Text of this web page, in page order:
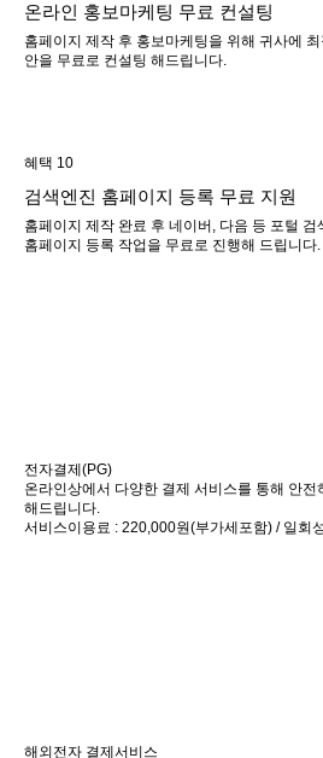
온라인 홍보마케팅 무료 컨설팅
홈페이지 제작 후 홍보마케팅을 위해 귀사에
안을 무료로 컨설팅 해드립니다.
혜택 10
검색엔진 홈페이지 등록 무료 지원
홈페이지 제작 완료 후 네이버, 다음 등 포털
홈페이지 등록 작업을 무료로 진행해 드립니다.
전자결제(PG)
온라인상에서 다양한 결제 서비스를 통해 안
해드립니다.
서비스이용료 : 220,000원(부가세포함) / 일회
해외전자 결제서비스